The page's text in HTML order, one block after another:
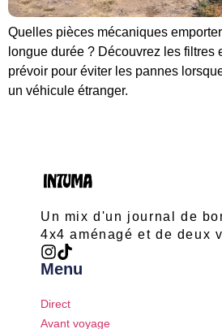
Quelles pièces mécaniques
longue durée ? Découvrez les filtres
prévoir pour éviter les pannes
un véhicule étranger.
Un mix d'un journal de
4x4 aménagé et de deux
Menu
Direct
Avant voyage